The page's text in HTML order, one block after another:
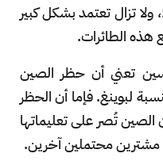
من طراز C919 خلال عام 2024، ولا تزال تعتمد بشكل كبير
هذه الطائرات.
تعني أن حظر الصين
لبوينغ. فإما أن الحظر
الصين تُصر على تعليماتها
مشترين محتملين آخرين.